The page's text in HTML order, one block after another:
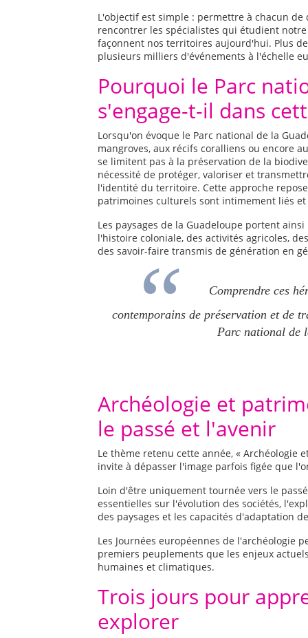
L'objectif est simple : permettre à chacun
rencontrer les spécialistes qui étudient
façonnent nos territoires aujourd'hui. Plus
plusieurs milliers d'événements à l'échelle
Pourquoi le Parc
s'engage-t-il dans
Lorsqu'on évoque le Parc national de la
mangroves, aux récifs coralliens ou encore
se limitent pas à la préservation de la
nécessité de protéger, valoriser et
l'identité du territoire. Cette approche
patrimoines culturels sont intimement liés
Les paysages de la Guadeloupe portent
l'histoire coloniale, des activités agricoles,
des savoir-faire transmis de génération en
Comprendre ces
contemporains de préservation et de
Parc national de
Archéologie et
le passé et l'avenir
Le thème retenu cette année, « Archéologie
invite à dépasser l'image parfois figée que
Loin d'être uniquement tournée vers le
essentielles sur l'évolution des sociétés,
des paysages et les capacités d'adaptation
Les Journées européennes de l'archéologie
premiers peuplements que les enjeux
humaines et climatiques.
Trois jours pour
explorer